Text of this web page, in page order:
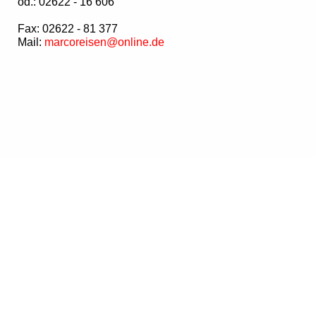
Fax: 02622 - 81 377
Mail: marcoreisen@online.de